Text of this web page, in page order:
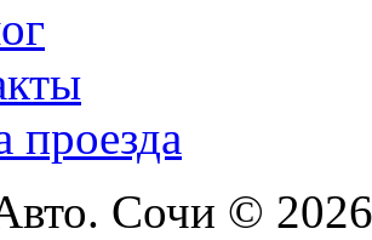
проезда
Сочи © 2026